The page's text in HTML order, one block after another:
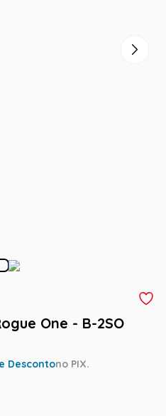
One - B-2SO
Descontono PIX.